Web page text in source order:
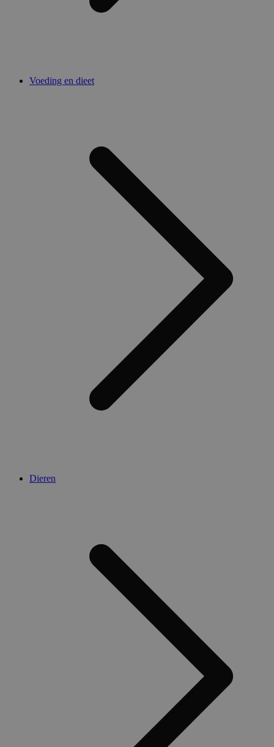
Voeding en dieet
Dieren